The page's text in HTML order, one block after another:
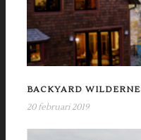
BACKYARD
20 februari 2019